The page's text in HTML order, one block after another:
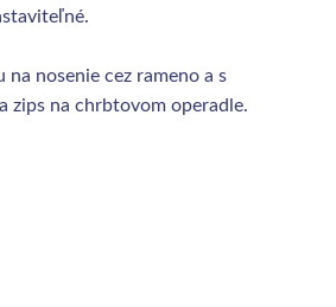
nosenie cez rameno a s
zips na chrbtovom operadle.